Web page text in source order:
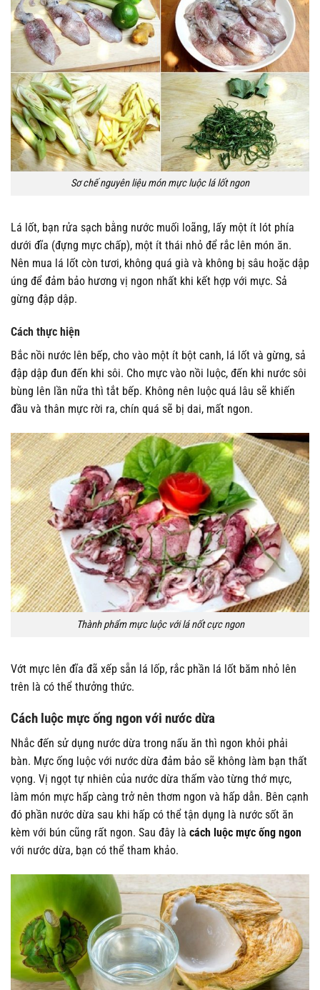
Sơ chế nguyên liệu món mực luộc lá lốt ngon
Lá lốt, bạn rửa sạch bằng nước muối loãng, lấy một ít lót phía
dưới đĩa (đựng mực chấp), một ít thái nhỏ để rắc lên món ăn.
Nên mua lá lốt còn tươi, không quá già và không bị sâu hoặc dập
úng để đảm bảo hương vị ngon nhất khi kết hợp với mực. Sả
gừng đập dập.
Cách thực hiện
Bắc nồi nước lên bếp, cho vào một ít bột canh, lá lốt và gừng, sả
đập dập đun đến khi sôi. Cho mực vào nồi luộc, đến khi nước sôi
bùng lên lần nữa thì tắt bếp. Không nên luộc quá lâu sẽ khiến
đầu và thân mực rời ra, chín quá sẽ bị dai, mất ngon.
Thành phẩm mực luộc với lá nốt cực ngon
Vớt mực lên đĩa đã xếp sẵn lá lốp, rắc phần lá lốt băm nhỏ lên
trên là có thể thưởng thức.
Cách luộc mực ống ngon với nước dừa
Nhắc đến sử dụng nước dừa trong nấu ăn thì ngon khỏi phải
bàn. Mực ống luộc với nước dừa đảm bảo sẽ không làm bạn thất
vọng. Vị ngọt tự nhiên của nước dừa thấm vào từng thớ mực,
làm món mực hấp càng trở nên thơm ngon và hấp dẫn. Bên cạnh
đó phần nước dừa sau khi hấp có thể tận dụng là nước sốt ăn
kèm với bún cũng rất ngon. Sau đây là cách luộc mực ống ngon
với nước dừa, bạn có thể tham khảo.